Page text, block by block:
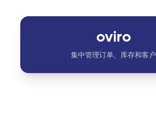
oviro
集中管理订单、库存和客户